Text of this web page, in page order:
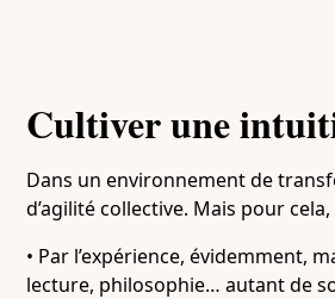
Cultiver une
Dans un environnement de
d’agilité collective. Mais pour
• Par l’expérience, évidemment,
lecture, philosophie… autant de